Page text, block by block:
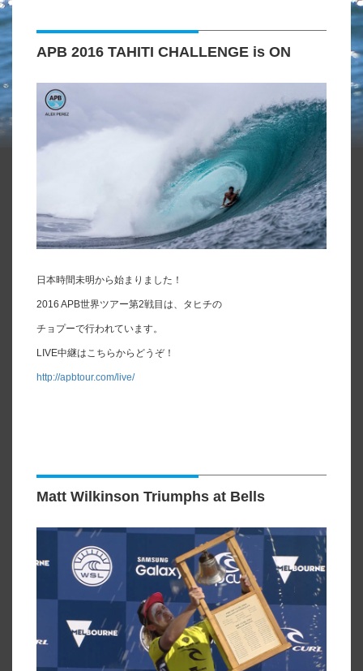
APB 2016 TAHITI CHALLENGE is ON
日本時間未明から始まりました！
2016 APB世界ツアー第2戦目は、タヒチの
チョプーで行われています。
LIVE中継はこちらからどうぞ！
http://apbtour.com/live/
Matt Wilkinson Triumphs at Bells